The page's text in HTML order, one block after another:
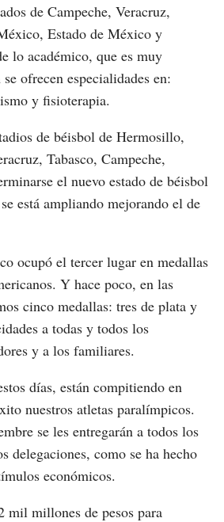
de Campeche, Veracruz,
Estado de México y
lo académico, que es muy
ofrecen especialidades en:
y fisioterapia.
de béisbol de Hermosillo,
Tabasco, Campeche,
el nuevo estado de béisbol
está ampliando mejorando el de
ocupó el tercer lugar en medallas
Y hace poco, en las
cinco medallas: tres de plata y
a todas y todos los
y a los familiares.
días, están compitiendo en
nuestros atletas paralímpicos.
se les entregarán a todos los
delegaciones, como se ha hecho
económicos.
mil millones de pesos para